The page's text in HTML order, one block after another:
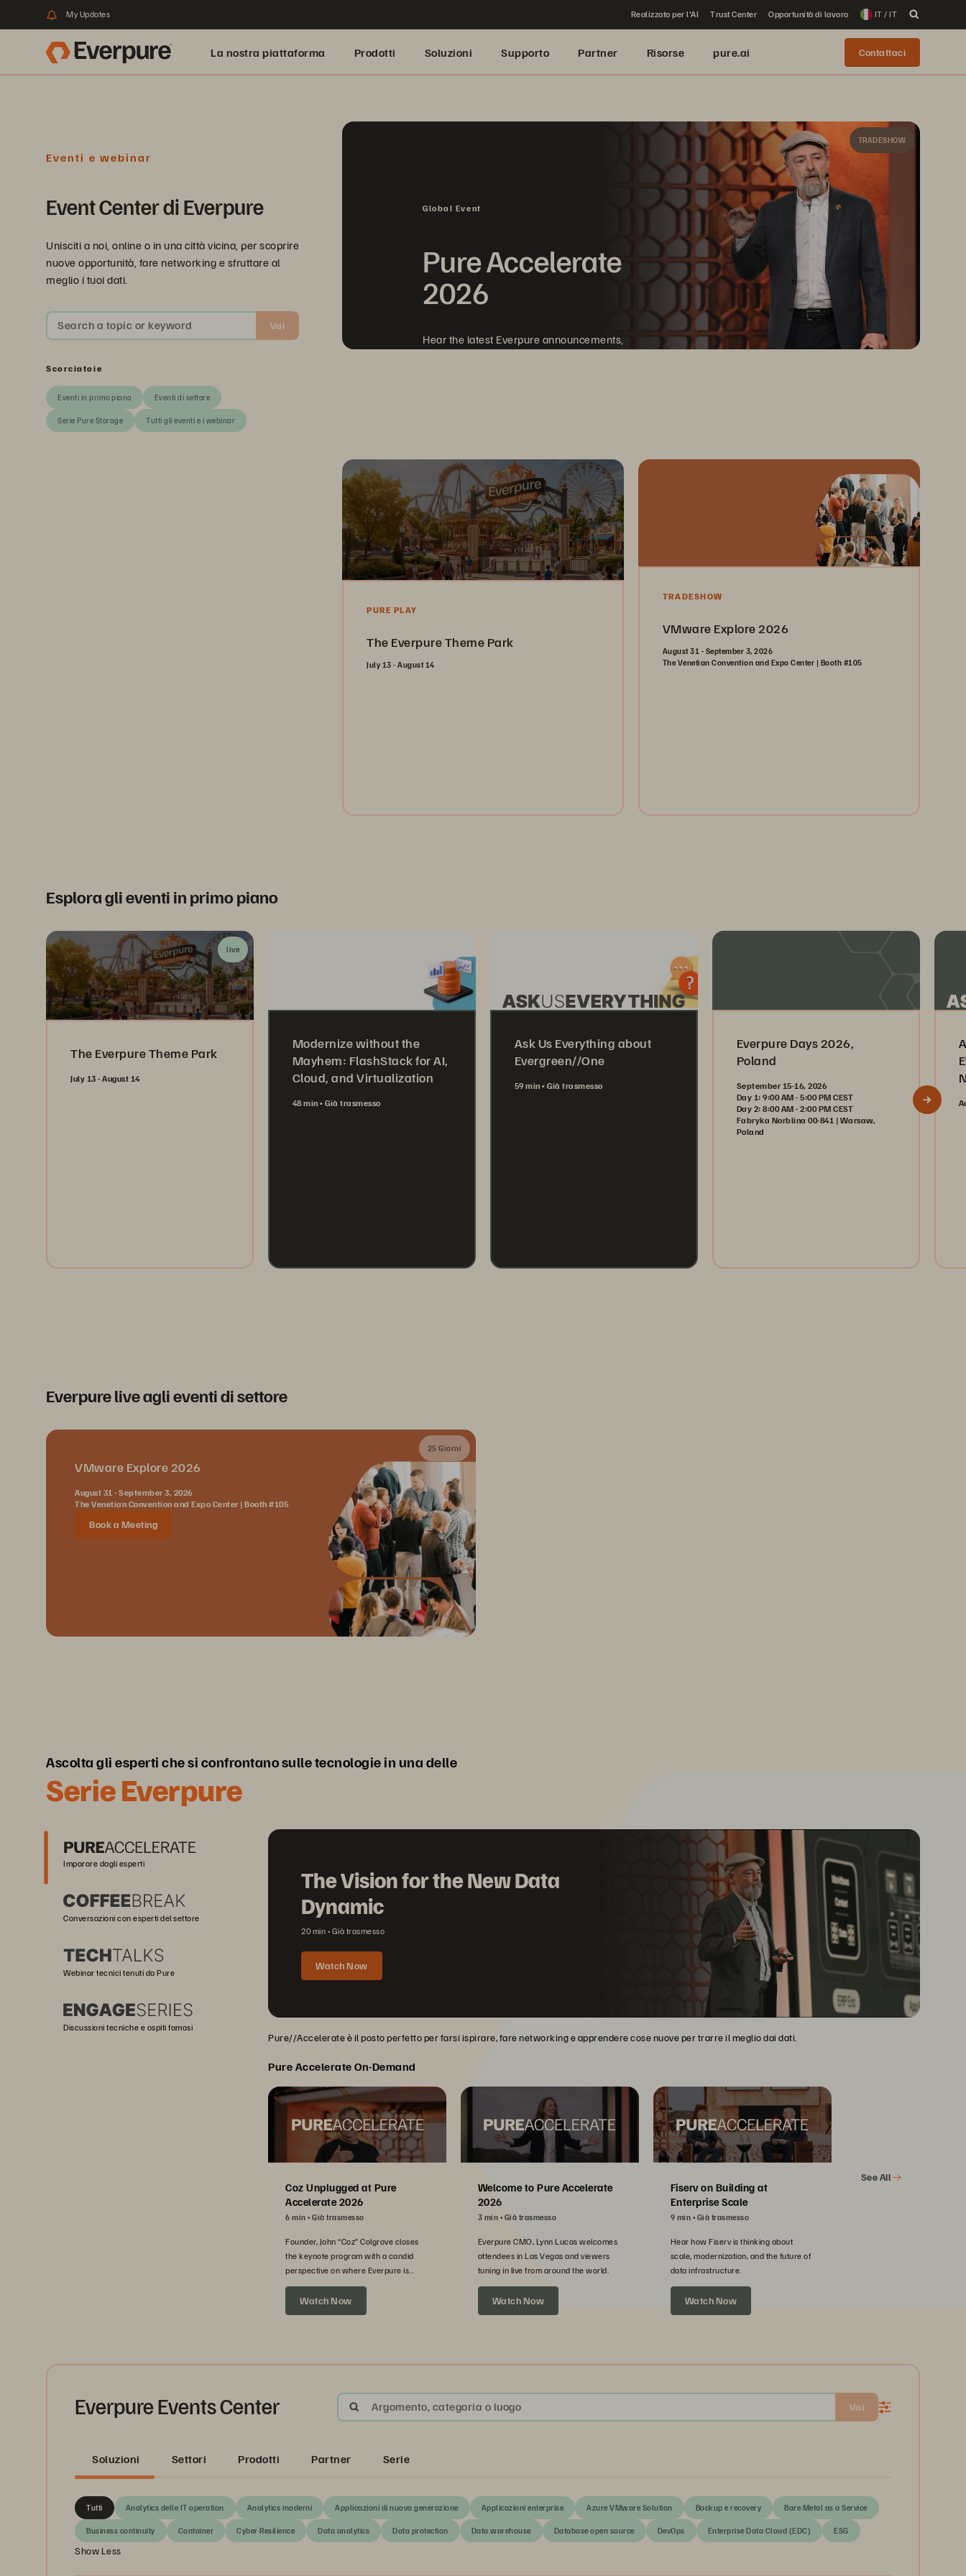
My Updates Realizzato per l'AI Trust Center Opportunità di lavoro IT / IT
La nostra piattaforma Prodotti Soluzioni Supporto Partner Risorse pure.ai Contattaci
Eventi e webinar
Event Center di Everpure
Unisciti a noi, online o in una città vicina, per scoprire
nuove opportunità, fare networking e sfruttare al
meglio i tuoi dati.
Search a topic or keyword Vai
Scorciatoie
Eventi in primo piano Eventi di settore
Serie Pure Storage Tutti gli eventi e i webinar
TRADESHOW
Global Event
Pure Accelerate
2026
Hear the latest Everpure announcements,
PURE PLAY
The Everpure Theme Park
July 13 - August 14
TRADESHOW
VMware Explore 2026
August 31 - September 3, 2026
The Venetian Convention and Expo Center | Booth #105
Esplora gli eventi in primo piano
live
The Everpure Theme Park
July 13 - August 14
Modernize without the
Mayhem: FlashStack for AI,
Cloud, and Virtualization
48 min Già trasmesso
Ask Us Everything about
Evergreen//One
59 min Già trasmesso
Everpure Days 2026,
Poland
September 15-16, 2026
Day 1: 9:00 AM - 5:00 PM CEST
Day 2: 8:00 AM - 2:00 PM CEST
Fabryka Norblina 00-841 | Warsaw,
Poland
Everpure live agli eventi di settore
25 Giorni
VMware Explore 2026
August 31 - September 3, 2026
The Venetian Convention and Expo Center | Booth #105
Book a Meeting
Ascolta gli esperti che si confrontano sulle tecnologie in una delle
Serie Everpure
Imparare dagli esperti
Conversazioni con esperti del settore
Webinar tecnici tenuti da Pure
Discussioni tecniche e ospiti famosi
The Vision for the New Data
Dynamic
20 min Già trasmesso
Watch Now
Pure//Accelerate è il posto perfetto per farsi ispirare, fare networking e apprendere cose nuove per trarre il meglio dai dati.
Pure Accelerate On-Demand
Coz Unplugged at Pure
Accelerate 2026
6 min Già trasmesso
Founder, John “Coz” Colgrove closes
the keynote program with a candid
perspective on where Everpure is
headed next.
Watch Now
Welcome to Pure Accelerate
2026
3 min Già trasmesso
Everpure CMO, Lynn Lucas welcomes
attendees in Las Vegas and viewers
tuning in live from around the world.
Watch Now
Fiserv on Building at
Enterprise Scale
9 min Già trasmesso
Hear how Fiserv is thinking about
scale, modernization, and the future of
data infrastructure.
Watch Now
See All
Everpure Events Center Argomento, categoria o luogo Vai
Soluzioni Settori Prodotti Partner Serie
Tutti Analytics delle IT operation Analytics moderni Applicazioni di nuova generazione Applicazioni enterprise Azure VMware Solution Backup e recovery Bare Metal as a Service
Business continuity Container Cyber Resilience Data analytics Data protection Data warehouse Database open source DevOps Enterprise Data Cloud (EDC) ESG
Show Less